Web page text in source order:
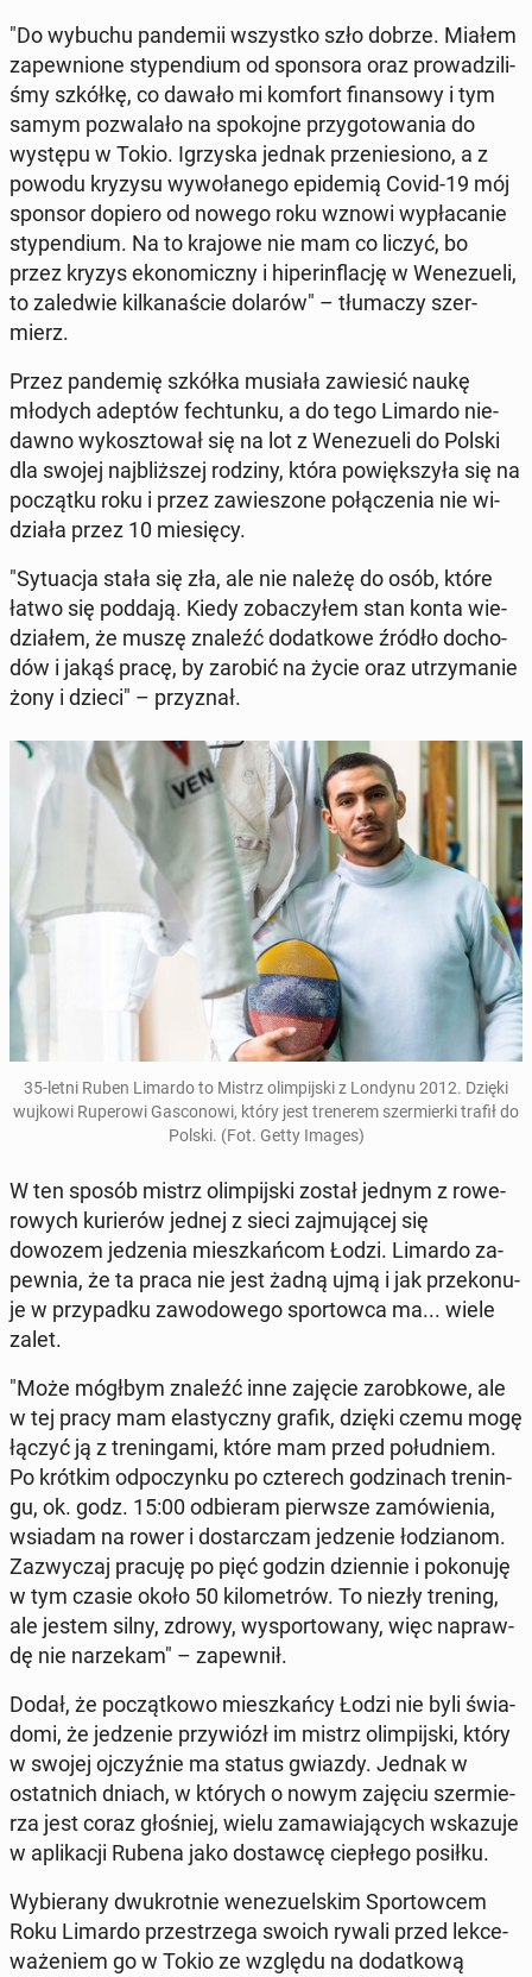
"Do wybuchu pan­de­mii wszyst­ko szło dobrze. Miałem
za­pew­nio­ne sty­pen­dium od spon­so­ra oraz pro­wa­dzi­li­
śmy szkółkę, co dawało mi komfort fi­nan­so­wy i tym
samym po­zwa­la­ło na spo­koj­ne przy­go­to­wa­nia do
występu w Tokio. Igrzy­ska jednak prze­nie­sio­no, a z
powodu kryzysu wy­wo­ła­ne­go epi­de­mią Covid-19 mój
sponsor dopiero od nowego roku wznowi wy­pła­ca­nie
sty­pen­dium. Na to krajowe nie mam co liczyć, bo
przez kryzys eko­no­micz­ny i hi­per­in­fla­cję w We­ne­zu­eli,
to za­le­d­wie kil­ka­na­ście dolarów" – tłu­ma­czy szer­
mierz.
Przez pan­de­mię szkółka musiała za­wie­sić naukę
młodych adeptów fech­tun­ku, a do tego Limardo nie­
daw­no wy­kosz­to­wał się na lot z We­ne­zu­eli do Polski
dla swojej naj­bliż­szej rodziny, która po­więk­szy­ła się na
po­cząt­ku roku i przez za­wie­szo­ne po­łą­cze­nia nie wi­
dzia­ła przez 10 mie­się­cy.
"Sy­tu­acja stała się zła, ale nie należę do osób, które
łatwo się poddają. Kiedy zo­ba­czy­łem stan konta wie­
dzia­łem, że muszę znaleźć do­dat­ko­we źródło do­cho­
dów i jakąś pracę, by zarobić na życie oraz utrzy­ma­nie
żony i dzieci" – przy­znał.
35-letni Ruben Limardo to Mistrz olim­pij­ski z Londynu 2012. Dzięki
wujkowi Ru­pe­ro­wi Ga­sco­no­wi, który jest tre­ne­rem szer­mier­ki trafił do
Polski. (Fot. Getty Images)
W ten sposób mistrz olim­pij­ski został jednym z ro­we­
ro­wych ku­rie­rów jednej z sieci zaj­mu­ją­cej się
dowozem je­dze­nia miesz­kań­com Łodzi. Limardo za­
pew­nia, że ta praca nie jest żadną ujmą i jak prze­ko­nu­
je w przy­pad­ku za­wo­do­we­go spor­tow­ca ma... wiele
zalet.
"Może mógłbym znaleźć inne zajęcie za­rob­ko­we, ale
w tej pracy mam ela­stycz­ny grafik, dzięki czemu mogę
łączyć ją z tre­nin­ga­mi, które mam przed po­łu­dniem.
Po krótkim od­po­czyn­ku po czte­rech go­dzi­nach tre­nin­
gu, ok. godz. 15:00 od­bie­ram pierw­sze za­mó­wie­nia,
wsiadam na rower i do­star­czam je­dze­nie ło­dzia­nom.
Za­zwy­czaj pracuję po pięć godzin dzien­nie i po­ko­nu­ję
w tym czasie około 50 ki­lo­me­trów. To niezły trening,
ale jestem silny, zdrowy, wy­spor­to­wa­ny, więc na­praw­
dę nie na­rze­kam" – za­pew­nił.
Dodał, że po­cząt­ko­wo miesz­kań­cy Łodzi nie byli świa­
do­mi, że je­dze­nie przy­wiózł im mistrz olim­pij­ski, który
w swojej oj­czyź­nie ma status gwiazdy. Jednak w
ostat­nich dniach, w których o nowym zajęciu szer­mie­
rza jest coraz gło­śniej, wielu za­ma­wia­ją­cych wska­zu­je
w apli­ka­cji Rubena jako do­staw­cę cie­płe­go posiłku.
Wy­bie­ra­ny dwu­krot­nie we­ne­zu­el­skim Spor­tow­cem
Roku Limardo prze­strze­ga swoich rywali przed lek­ce­
wa­że­niem go w Tokio ze względu na do­dat­ko­wą